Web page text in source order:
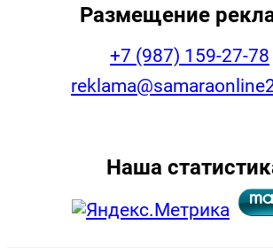
Размещение
+7 (987) 159-27-78
Наша